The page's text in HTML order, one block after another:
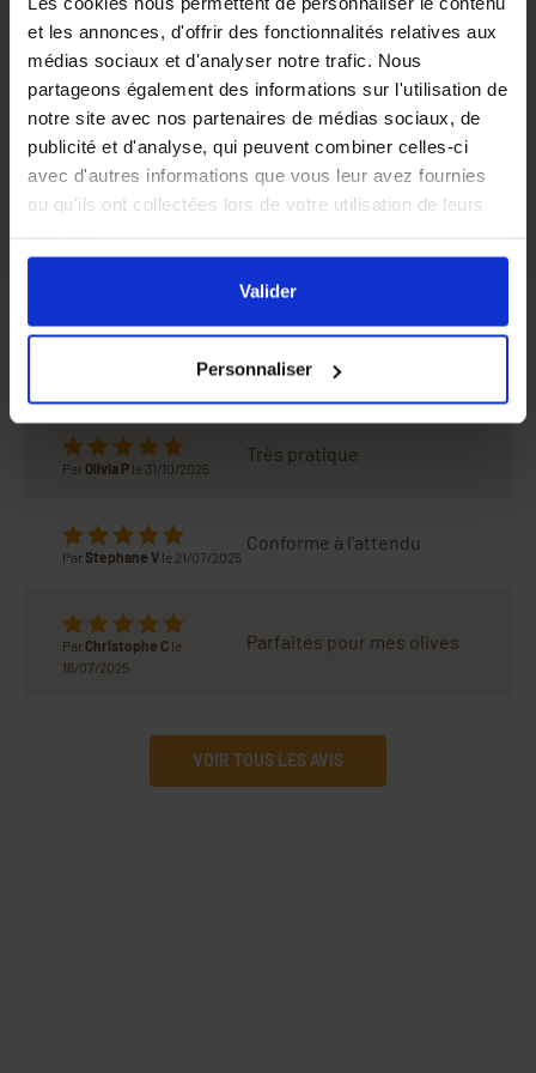
et les annonces, d'offrir des fonctionnalités relatives aux
médias sociaux et d'analyser notre trafic. Nous
partageons également des informations sur l'utilisation de
notre site avec nos partenaires de médias sociaux, de
publicité et d'analyse, qui peuvent combiner celles-ci
avec d'autres informations que vous leur avez fournies
ou qu'ils ont collectées lors de votre utilisation de leurs
En cliquant sur le boutonValidervous acceptez
l'ensemble des cookies de notre site ainsi que ceux de
nos partenaires. Vous pouvez également choisir les
Valider
Personnaliser
Longueur 50 cm
Largeur 30 cm
Hauteur 26,5 cm
Capacité 34 L
Avis
Par Olivia P le 31/10/2025
Très pratique
ParStephane V le 21/07/2025
Conforme à l'attendu
Par Christophe C le
16/07/2025
Parfaites pour mes olives
VOIR TOUS LES AVIS